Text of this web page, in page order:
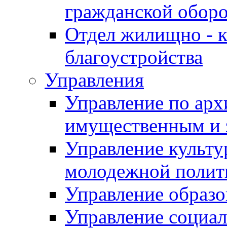
гражданской
Отдел жилищно -
благоустройства
Управления
Управление по
имущественным и
Управление
молодежной
Управление
Управление